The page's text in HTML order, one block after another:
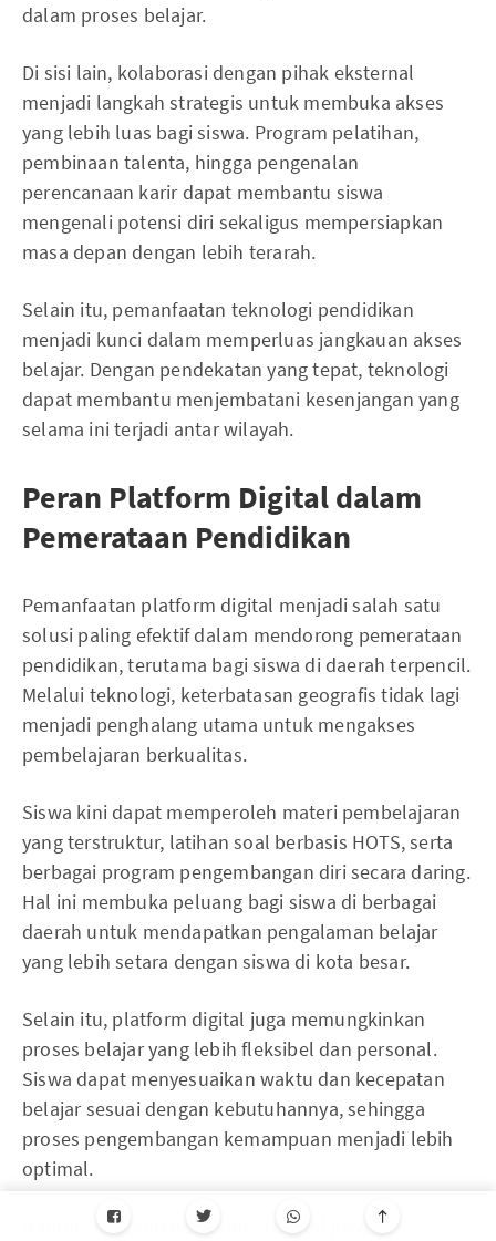
dalam proses belajar.
Di sisi lain, kolaborasi dengan pihak eksternal
menjadi langkah strategis untuk membuka akses
yang lebih luas bagi siswa. Program pelatihan,
pembinaan talenta, hingga pengenalan
perencanaan karir dapat membantu siswa
mengenali potensi diri sekaligus mempersiapkan
masa depan dengan lebih terarah.
Selain itu, pemanfaatan teknologi pendidikan
menjadi kunci dalam memperluas jangkauan akses
belajar. Dengan pendekatan yang tepat, teknologi
dapat membantu menjembatani kesenjangan yang
selama ini terjadi antar wilayah.
Peran Platform Digital dalam
Pemerataan Pendidikan
Pemanfaatan platform digital menjadi salah satu
solusi paling efektif dalam mendorong pemerataan
pendidikan, terutama bagi siswa di daerah terpencil.
Melalui teknologi, keterbatasan geografis tidak lagi
menjadi penghalang utama untuk mengakses
pembelajaran berkualitas.
Siswa kini dapat memperoleh materi pembelajaran
yang terstruktur, latihan soal berbasis HOTS, serta
berbagai program pengembangan diri secara daring.
Hal ini membuka peluang bagi siswa di berbagai
daerah untuk mendapatkan pengalaman belajar
yang lebih setara dengan siswa di kota besar.
Selain itu, platform digital juga memungkinkan
proses belajar yang lebih fleksibel dan personal.
Siswa dapat menyesuaikan waktu dan kecepatan
belajar sesuai dengan kebutuhannya, sehingga
proses pengembangan kemampuan menjadi lebih
optimal.
Namun, implementasi solusi digital juga